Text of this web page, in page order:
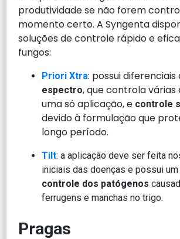
produtividade se não forem
momento certo. A Syngenta
soluções de controle rápido e
fungos:
Priori Xtra: possui
espectro, que controla várias
uma só aplicação, e controle
devido à formulação que
longo período.
Tilt: a aplicação deve ser feita
iniciais das doenças e possui
controle dos patógenos
ferrugens e manchas no trigo.
Pragas